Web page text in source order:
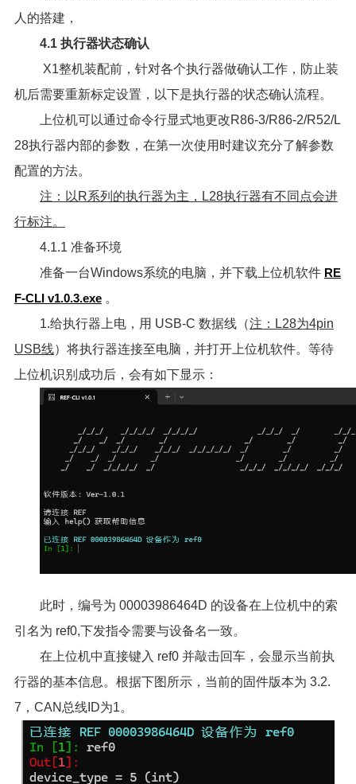
人的搭建，
4.1 执行器状态确认
X1整机装配前，针对各个执行器做确认工作，防止装
机后需要重新标定设置，以下是执行器的状态确认流程。
上位机可以通过命令行显式地更改R86-3/R86-2/R52/L
28执行器内部的参数，在第一次使用时建议充分了解参数
配置的方法。
注：以R系列的执行器为主，L28执行器有不同点会进
行标注。
4.1.1 准备环境
准备一台Windows系统的电脑，并下载上位机软件 RE
F-CLI v1.0.3.exe。
1.给执行器上电，用 USB-C 数据线（注：L28为4pin
USB线）将执行器连接至电脑，并打开上位机软件。等待
上位机识别成功后，会有如下显示：
此时，编号为 00003986464D 的设备在上位机中的索
引名为 ref0,下发指令需要与设备名一致。
在上位机中直接键入 ref0 并敲击回车，会显示当前执
行器的基本信息。根据下图所示，当前的固件版本为 3.2.
7，CAN总线ID为1。